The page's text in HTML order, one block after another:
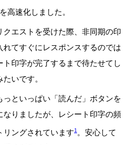
高速化しました。
クエストを受けた際、非同期の印
れてすぐにレスポンスするのでは
ト印字が完了するまで待たせてし
いです。
っといっぱい「読んだ」ボタンを
なりましたが、レシート印字の頻
リングされています1 。安心して